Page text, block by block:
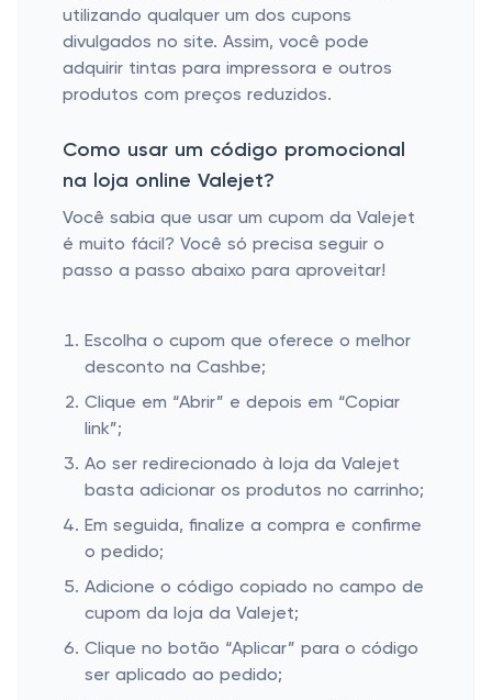
utilizando qualquer um dos cupons
divulgados no site. Assim, você pode
adquirir tintas para impressora e outros
produtos com preços reduzidos.
Como usar um código promocional
na loja online Valejet?
Você sabia que usar um cupom da Valejet
é muito fácil? Você só precisa seguir o
passo a passo abaixo para aproveitar!
Escolha o cupom que oferece o melhor
desconto na Cashbe;
Clique em “Abrir” e depois em “Copiar
link”;
Ao ser redirecionado à loja da Valejet
basta adicionar os produtos no carrinho;
Em seguida, finalize a compra e confirme
o pedido;
Adicione o código copiado no campo de
cupom da loja da Valejet;
Clique no botão “Aplicar” para o código
ser aplicado ao pedido;